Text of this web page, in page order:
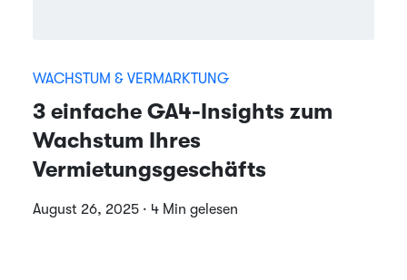
WACHSTUM & VERMARKTUNG
3 einfache GA4-Insights zum
Wachstum Ihres
Vermietungsgeschäfts
August 26, 2025 · 4 Min gelesen